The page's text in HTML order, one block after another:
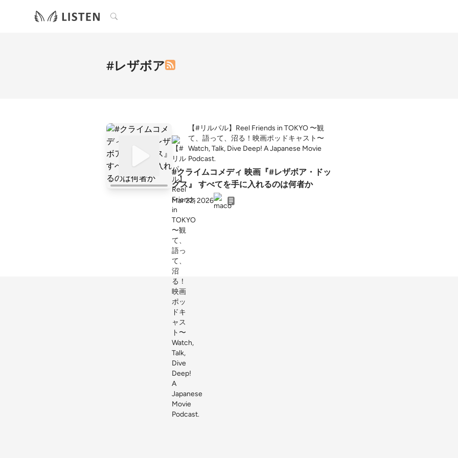
検索
#レザボア
【#リルパル】Reel Friends in TOKYO 〜観
て、語って、沼る！映画ポッドキャスト〜
Watch, Talk, Dive Deep! A Japanese Movie
Podcast.
#クライムコメディ 映画『#レザボア・ドッ
グス』 すべてを手に入れるのは何者か
Mar 22, 2026